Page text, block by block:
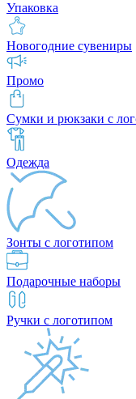
Упаковка
Новогодние сувениры
Промо
Сумки и рюкзаки с
Одежда
Зонты с логотипом
Подарочные наборы
Ручки с логотипом